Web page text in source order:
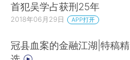
首犯吴学占获刑25年
2018年06月29日 APP打开
冠县血案的金融江湖|特稿精